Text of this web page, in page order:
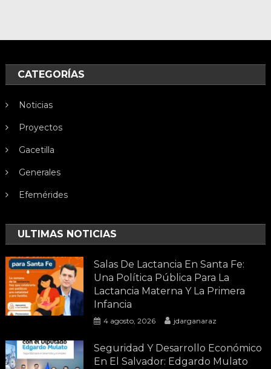
CATEGORÍAS
Noticias
Proyectos
Gacetilla
Generales
Efemérides
ULTIMAS NOTICIAS
Salas De Lactancia En Santa Fe:
Una Política Pública Para La
Lactancia Materna Y La Primera
Infancia
4 agosto, 2026 jdarganaraz
Seguridad Y Desarrollo Económico
En El Salvador: Edgardo Mulato